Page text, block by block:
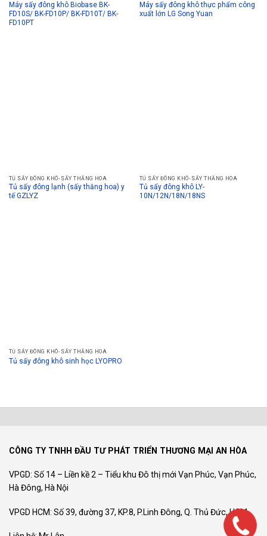
Máy sấy đông khô Biobase BK-
FD10S/ BK-FD10P/ BK-FD10T/ BK-
FD10PT
Máy sấy đông khô thực phẩm công
xuất lớn LG Song Yuan
TỦ SẤY ĐÔNG KHÔ- SẤY THĂNG HOA
Tủ sấy đông lạnh (sấy thăng hoa) y
tế GZLYZ
TỦ SẤY ĐÔNG KHÔ- SẤY THĂNG HOA
Tủ sấy đông khô LY-
10N/12N/18N/18NS
TỦ SẤY ĐÔNG KHÔ- SẤY THĂNG HOA
Tủ sấy đông khô sinh học LYOPRO
CÔNG TY TNHH ĐẦU TƯ PHÁT TRIỂN THƯƠNG MẠI AN HÒA
VPGD: Số 14 – Liền kề 2 – Tiểu khu Đô thị mới Vạn Phúc, Vạn Phúc,
Hà Đông, Hà Nội
VPGD HCM: Số 39, đường 37, KP.8, P.Linh Đông, Q. Thủ Đức, HCM